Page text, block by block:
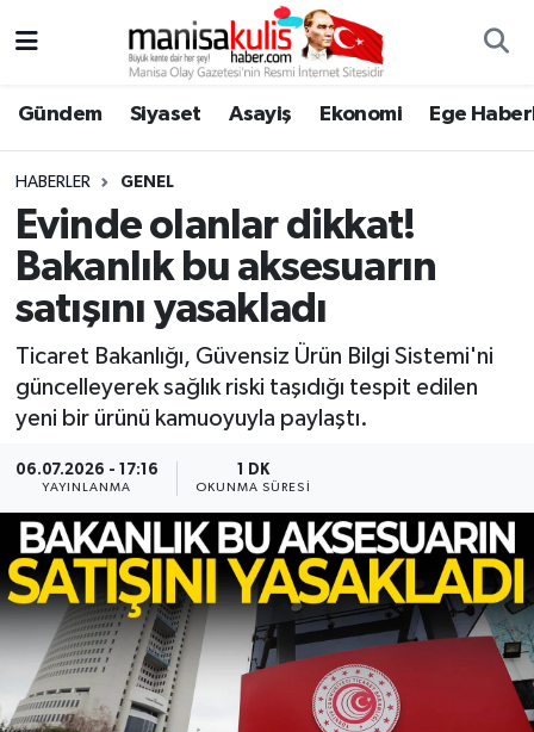
Gündem Siyaset Asayiş Ekonomi Ege
HABERLER GENEL
Evinde olanlar dikkat!
Bakanlık bu aksesuarın
satışını yasakladı
Ticaret Bakanlığı, Güvensiz Ürün Bilgi Sistemi'ni
güncelleyerek sağlık riski taşıdığı tespit edilen
yeni bir ürünü kamuoyuyla paylaştı.
06.07.2026 - 17:16
YAYINLANMA
1 DK
OKUNMA SÜRESI
Ege Haberleri
Ekonomi
Genel
Gündem
Resmi İlan
Spor
Türkiye
Yaşam
Yunusemre Hava Durumu
Yunusemre Trafik Yoğunluk Haritası
Süper Lig Puan Durumu ve Fikstür
Tüm Manşetler
Son Dakika Haberleri